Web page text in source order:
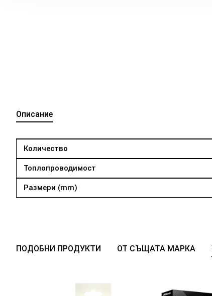
Описание
Количество
Топлопроводимост
Размери (mm)
ПОДОБНИ ПРОДУКТИ ОТ СЪЩАТА МАРКА